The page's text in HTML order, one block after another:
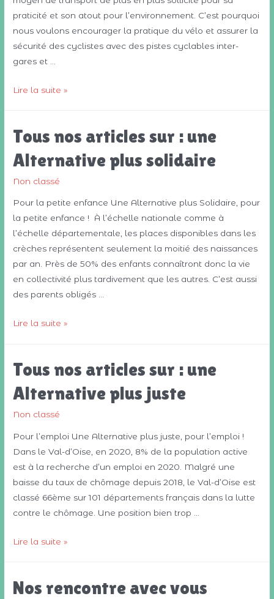
praticité et son atout pour l’environnement. C’est pourquoi
nous voulons encourager la pratique du vélo et assurer la
sécurité des cyclistes avec des pistes cyclables inter-
gares et …
Tous
sur
une
Alternative
Lire la suite »
Tous nos articles sur : une
Alternative plus solidaire
Non classé
Pour la petite enfance Une Alternative plus Solidaire, pour
la petite enfance ! À l’échelle nationale comme à
l’échelle départementale, les places disponibles dans les
crèches représentent seulement la moitié des naissances
par an. Près de 50% des enfants connaîtront donc la vie
en collectivité plus tardivement que les autres. C’est aussi
des parents obligés …
Tous
sur
une
Alternative
Lire la suite »
Tous nos articles sur : une
Alternative plus juste
Non classé
Pour l’emploi Une Alternative plus juste, pour l’emploi !
Dans le Val-d’Oise, en 2020, 8% de la population active
est à la recherche d’un emploi en 2020. Malgré une
baisse du taux de chômage depuis 2018, le Val-d’Oise est
classé 66ème sur 101 départements français dans la lutte
contre le chômage. Une position bien trop …
Tous
sur
Lire la suite »
Nos rencontre avec vous